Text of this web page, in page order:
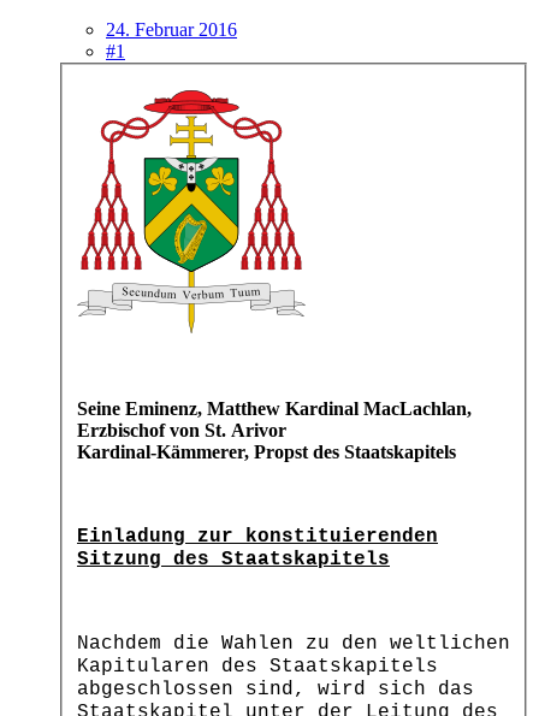
24. Februar 2016
#1
Seine Eminenz, Matthew Kardinal MacLachlan,
Erzbischof von St. Arivor
Kardinal-Kämmerer, Propst des Staatskapitels
Einladung zur konstituierenden
Sitzung des Staatskapitels
Nachdem die Wahlen zu den weltlichen
Kapitularen des Staatskapitels
abgeschlossen sind, wird sich das